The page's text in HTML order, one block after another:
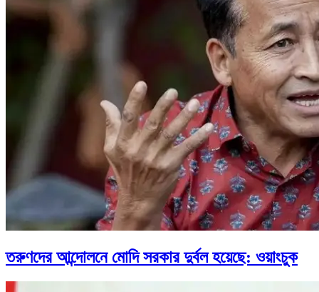
তরুণদের আন্দোলনে মোদি সরকার দুর্বল হয়েছে: ওয়াংচুক